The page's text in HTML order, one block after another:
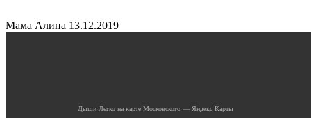
Мама Алина 13.12.2019
Дыши Легко на карте Московского — Яндекс Карты